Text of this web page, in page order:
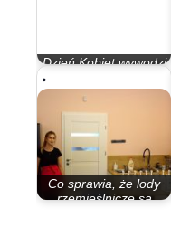
Dzień Kobiet wywodzi
Co sprawia, że lody
rzemieślnicze są